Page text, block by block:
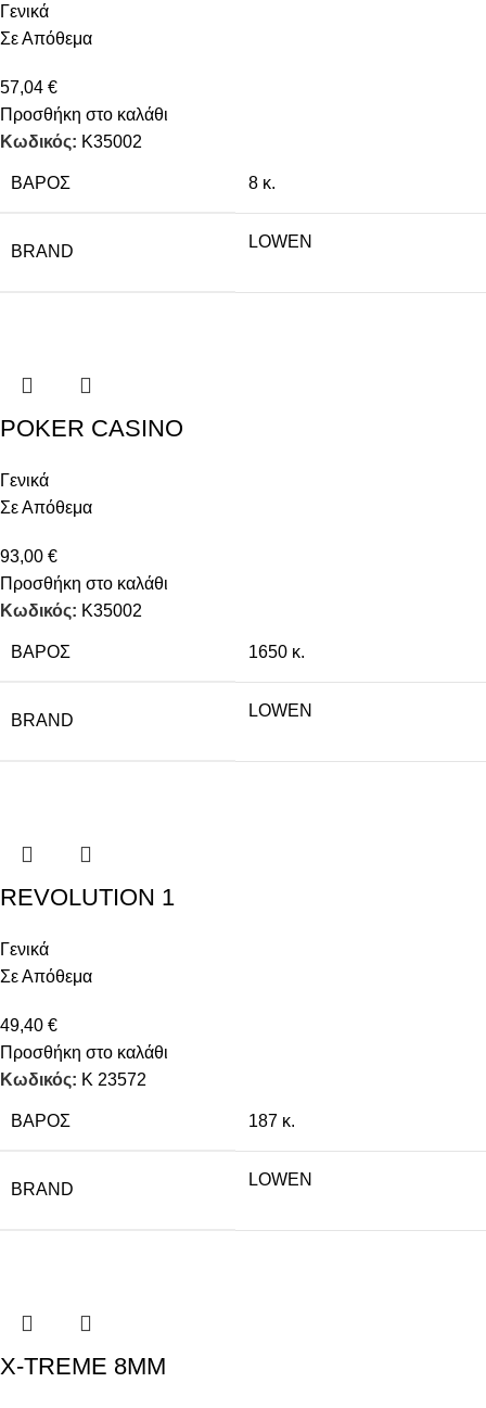
Γενικά
Σε Απόθεμα
57,04 €
Προσθήκη στο καλάθι
Κωδικός: Κ35002
ΒΆΡΟΣ 8 κ.
BRAND
LOWEN
POKER CASINO
Γενικά
Σε Απόθεμα
93,00 €
Προσθήκη στο καλάθι
Κωδικός: K35002
ΒΆΡΟΣ 1650 κ.
BRAND
LOWEN
REVOLUTION 1
Γενικά
Σε Απόθεμα
49,40 €
Προσθήκη στο καλάθι
Κωδικός: K 23572
ΒΆΡΟΣ 187 κ.
BRAND
LOWEN
X-TREMΕ 8MM